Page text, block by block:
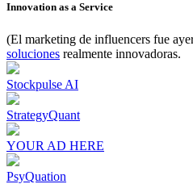
Innovation as a Service
(El marketing de influencers fue
soluciones realmente innovadoras.
Stockpulse AI
StrategyQuant
YOUR AD HERE
PsyQuation